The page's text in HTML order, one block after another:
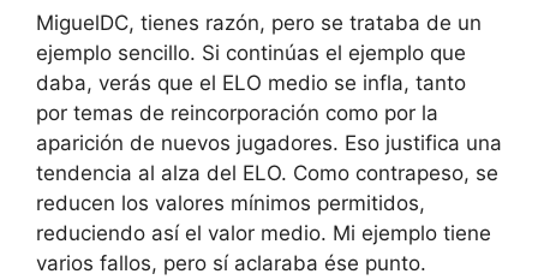
MiguelDC, tienes razón, pero se trataba de un
ejemplo sencillo. Si continúas el ejemplo que
daba, verás que el ELO medio se infla, tanto
por temas de reincorporación como por la
aparición de nuevos jugadores. Eso justifica una
tendencia al alza del ELO. Como contrapeso, se
reducen los valores mínimos permitidos,
reduciendo así el valor medio. Mi ejemplo tiene
varios fallos, pero sí aclaraba ése punto.